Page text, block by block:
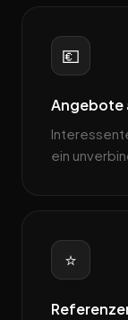
💶
Angebote
ein
⭐